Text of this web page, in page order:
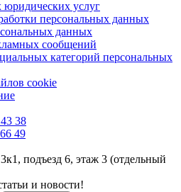
юридических услуг
персональных данных
данных
сообщений
категорий персональных
cookie
38
49
подъезд 6, этаж 3 (отдельный
и новости!